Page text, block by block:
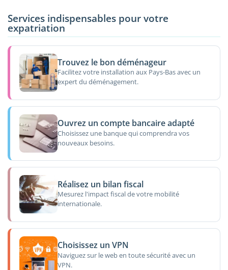
Services indispensables pour votre
expatriation
Trouvez le bon déménageur
Facilitez votre installation aux Pays-Bas avec un
expert du déménagement.
Ouvrez un compte bancaire adapté
Choisissez une banque qui comprendra vos
nouveaux besoins.
Réalisez un bilan fiscal
Mesurez l'impact fiscal de votre mobilité
internationale.
Choisissez un VPN
Naviguez sur le web en toute sécurité avec un
VPN.